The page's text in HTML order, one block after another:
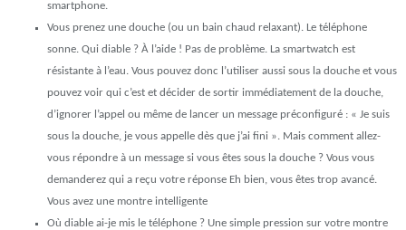
smartphone.
Vous prenez une douche (ou un bain chaud relaxant). Le téléphone
sonne. Qui diable ? À l’aide ! Pas de problème. La smartwatch est
résistante à l’eau. Vous pouvez donc l’utiliser aussi sous la douche et vous
pouvez voir qui c’est et décider de sortir immédiatement de la douche,
d’ignorer l’appel ou même de lancer un message préconfiguré : « Je suis
sous la douche, je vous appelle dès que j’ai fini ». Mais comment allez-
vous répondre à un message si vous êtes sous la douche ? Vous vous
demanderez qui a reçu votre réponse Eh bien, vous êtes trop avancé.
Vous avez une montre intelligente
Où diable ai-je mis le téléphone ? Une simple pression sur votre montre